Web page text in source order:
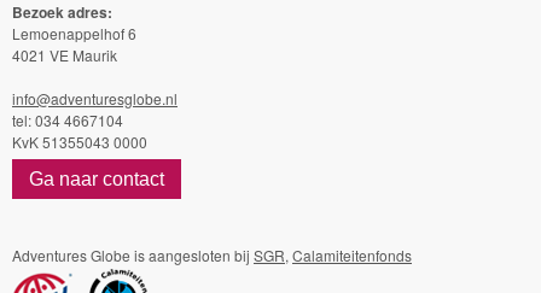
Bezoek adres:
Lemoenappelhof 6
4021 VE Maurik
info@adventuresglobe.nl
tel: 034 4667104
KvK 51355043 0000
Ga naar contact
Adventures Globe is aangesloten bij SGR, Calamiteitenfonds